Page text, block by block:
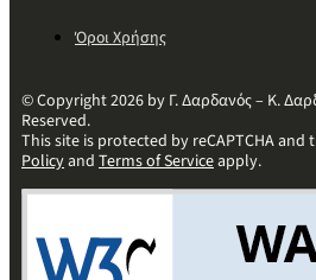
Όροι Χρήσης
© Copyright 2026 by Γ. Δαρδανός – Κ.
Reserved.
This site is protected by reCAPTCHA and
Policyand Terms of Serviceapply.